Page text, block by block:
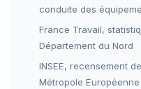
conduite des
France Travail,
Département du Nord
INSEE, recensement
Métropole